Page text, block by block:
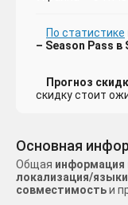
По статистике
– Season Pass в
Прогноз
скидку стоит
Основная
Общая информация
локализация/
совместимостьи